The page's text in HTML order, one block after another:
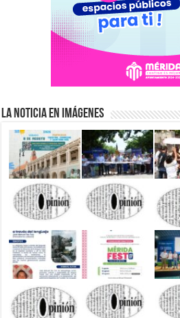
La Noticia en Imágenes